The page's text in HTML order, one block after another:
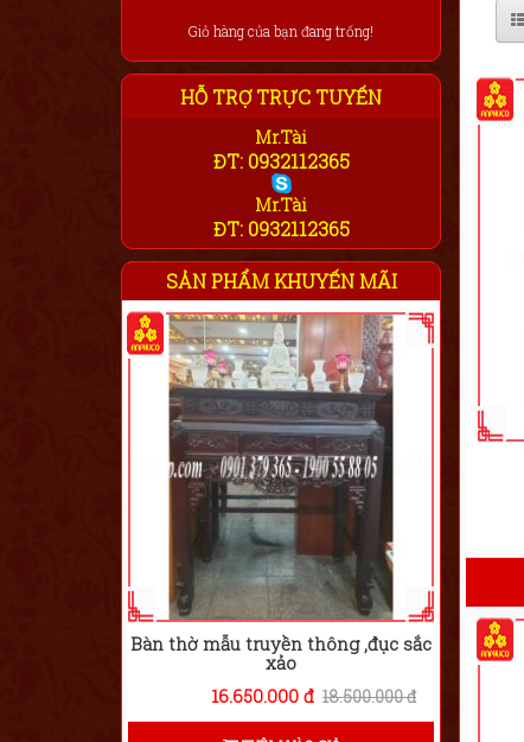
Giỏ hàng của bạn đang trống!
HỖ TRỢ TRỰC TUYẾN
Mr.Tài
ĐT: 0932112365
Mr.Tài
ĐT: 0932112365
SẢN PHẨM KHUYẾN MÃI
Bàn thờ mẫu truyền thông ,đục sắc
xảo
16.650.000 đ 18.500.000 đ